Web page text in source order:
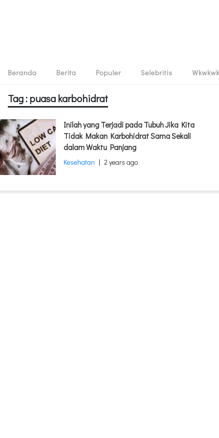
Beranda Berita Populer Selebritis Wkwkwk
Tag : puasa karbohidrat
Inilah yang Terjadi pada Tubuh Jika Kita
Tidak Makan Karbohidrat Sama Sekali
dalam Waktu Panjang
Kesehatan | 2 years ago